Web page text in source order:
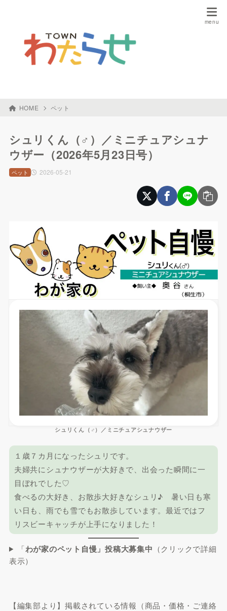
HOME ペット
シュリくん（♂）／ミニチュアシュナ
ウザー（2026年5月23日号）
2026-05-21
ペット
シュリくん（♂）／ミニチュアシュナウザー
１歳７カ月になったシュリです。
夫婦共にシュナウザーが大好きで、出会った瞬間に一
目ぼれでした♡
食べるの大好き、お散歩大好きなシュリ♪ 暑い日も寒
い日も、雨でも雪でもお散歩しています。最近ではフ
リスビーキャッチが上手になりました！
「わが家のペット自慢」投稿大募集中 （クリックで詳細
表示）
【編集部より】掲載されている情報（商品・価格・ご連絡